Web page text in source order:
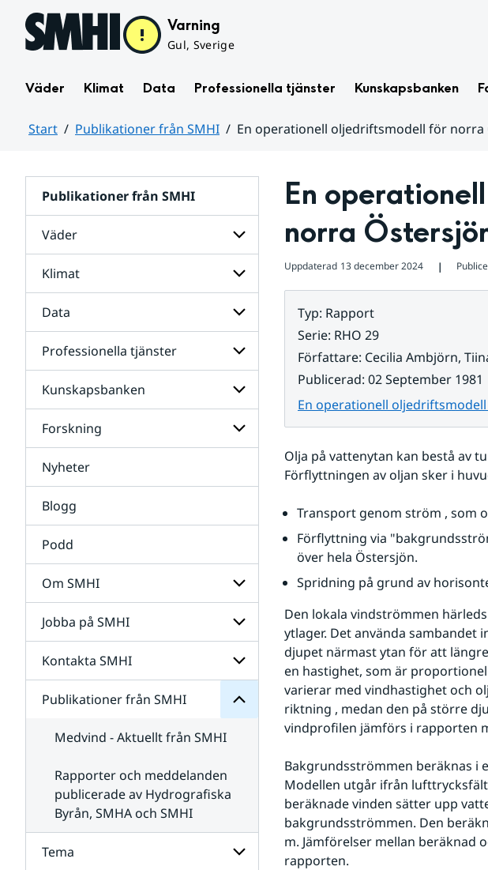
Hoppa till sidans innehåll Varning
Gul, Sverige
Väder Klimat Data Professionella tjänster Kunskapsbanken
Start Publikationer från SMHI
En operationell oljedriftsmodell för norra
Publikationer från SMHI
Väder
Undersidor
för
Väder
Klimat
Undersidor
för
Klimat
Data
Undersidor
för
Data
Professionella tjänster
Undersidor
för
Professionella
tjänster
Kunskapsbanken
Undersidor
för
Kunskapsbanken
Forskning
Undersidor
för
Nyheter
Blogg
Podd
Om SMHI
Undersidor
för
Om
SMHI
Jobba på SMHI
Undersidor
för
Jobba
på
Kontakta SMHI
Undersidor
Kontakta
SMHI
Publikationer från SMHI
Undersidor
för
Publikationer
från
SMHI
Medvind - Aktuellt från SMHI
Rapporter och meddelanden
publicerade av Hydrografiska
Byrån, SMHA och SMHI
Tema
En
norra
Uppdaterad 13 december 2024 ❘
Typ: Rapport
Serie: RHO 29
Författare: Cecilia Ambjörn,
Publicerad: 02 September 1981
En operationell
Olja på vattenytan kan bestå av
Förflyttningen av oljan sker i
Transport genom ström , som
Förflyttning via
över hela Östersjön.
Spridning på grund av
Den lokala vindströmmen
ytlager. Det använda
djupet närmast ytan för att
en hastighet, som är
varierar med vindhastighet och
riktning , medan den på större
vindprofilen jämförs i rapporten
Bakgrundsströmmen beräknas i
Modellen utgår ifrån
beräknade vinden sätter upp
bakgrundsströmmen. Den
m. Jämförelser mellan beräknad
rapporten.